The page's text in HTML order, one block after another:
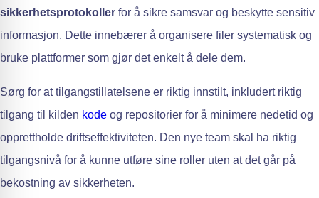
sikkerhetsprotokoller for å sikre samsvar og beskytte sensitiv
informasjon. Dette innebærer å organisere filer systematisk og
bruke plattformer som gjør det enkelt å dele dem.
Sørg for at tilgangstillatelsene er riktig innstilt, inkludert riktig
tilgang til kilden kode og repositorier for å minimere nedetid og
opprettholde driftseffektiviteten. Den nye team skal ha riktig
tilgangsnivå for å kunne utføre sine roller uten at det går på
bekostning av sikkerheten.